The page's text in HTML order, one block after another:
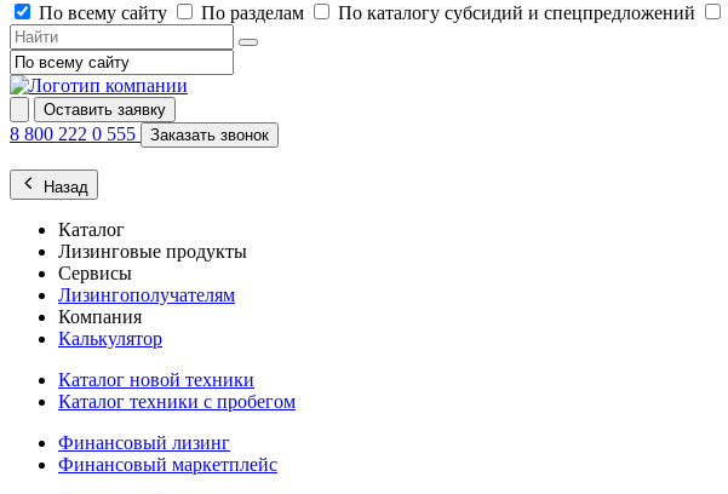
По всему сайту
По разделам По каталогу субсидий и спецпредложений
Оставить заявку
8 800 222 0 555 Заказать звонок
Назад
Каталог
Лизинговые продукты
Сервисы
Лизингополучателям
Компания
Калькулятор
Каталог новой техники
Каталог техники с пробегом
Финансовый лизинг
Финансовый маркетплейс